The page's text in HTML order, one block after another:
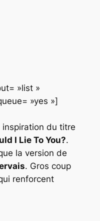
»list »
»yes »]
inspiration du titre
I Lie To You?.
la version de
. Gros coup
renforcent